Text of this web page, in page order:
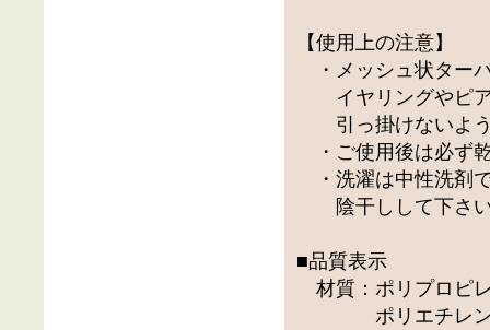
【使用上の注意】
・メッシュ状ター
イヤリングやピ
引っ掛けないよう
・ご使用後は必ず
・洗濯は中性洗剤
陰干しして下さ
■品質表示
材質：ポリプロピ
ポリエチレン、